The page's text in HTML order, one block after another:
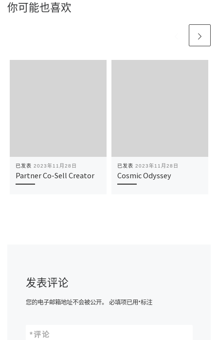
你可能也喜欢
已发表 2023年11月28日
Partner Co-Sell Creator
已发表 2023年11月28日
Cosmic Odyssey
发表评论
您的电子邮箱地址不会被公开。 必填项已用*标注
评论
*